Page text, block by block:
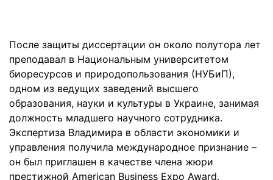
После защиты диссертации он около полутора лет
преподавал в Национальным университетом
биоресурсов и природопользования (НУБиП),
одном из ведущих заведений высшего
образования, науки и культуры в Украине, занимая
должность младшего научного сотрудника.
Экспертиза Владимира в области экономики и
управления получила международное признание –
он был приглашен в качестве члена жюри
престижной American Business Expo Award.